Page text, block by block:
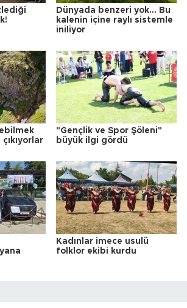
Dünyada benzeri yok... Bu
kalenin içine raylı sistemle
iniliyor
"Gençlik ve Spor Şöleni"
büyük ilgi gördü
Kadınlar imece usulü
folklor ekibi kurdu